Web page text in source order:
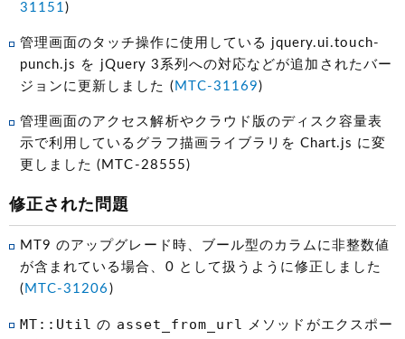
31151 )
管理画面のタッチ操作に使用している jquery.ui.touch-
punch.js を jQuery 3系列への対応などが追加されたバー
ジョンに更新しました ( MTC-31169 )
管理画面のアクセス解析やクラウド版のディスク容量表
示で利用しているグラフ描画ライブラリを Chart.js に変
更しました (MTC-28555)
修正された問題
MT9 のアップグレード時、ブール型のカラムに非整数値
が含まれている場合、0 として扱うように修正しました
( MTC-31206 )
MT::Util の asset_from_url メソッドがエクスポー